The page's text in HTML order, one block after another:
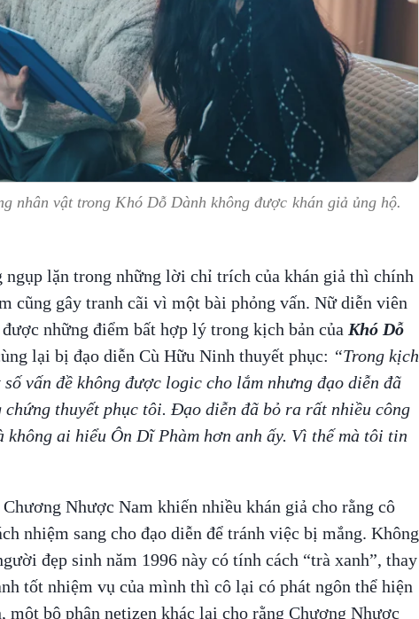
nhân vật trong Khó Dỗ Dành không được khán giả ủng hộ.
ngụp lặn trong những lời chỉ trích của khán giả thì chính
cũng gây tranh cãi vì một bài phỏng vấn. Nữ diễn viên
những điểm bất hợp lý trong kịch bản của Khó Dỗ
lại bị đạo diễn Cù Hữu Ninh thuyết phục: “Trong kịch
vấn đề không được logic cho lắm nhưng đạo diễn đã
thuyết phục tôi. Đạo diễn đã bỏ ra rất nhiều công
không ai hiểu Ôn Dĩ Phàm hơn anh ấy. Vì thế mà tôi tin
Nhược Nam khiến nhiều khán giả cho rằng cô
nhiệm sang cho đạo diễn để tránh việc bị mắng. Không
đẹp sinh năm 1996 này có tính cách “trà xanh”, thay
tốt nhiệm vụ của mình thì cô lại có phát ngôn thể hiện
một bộ phận netizen khác lại cho rằng Chương Nhược